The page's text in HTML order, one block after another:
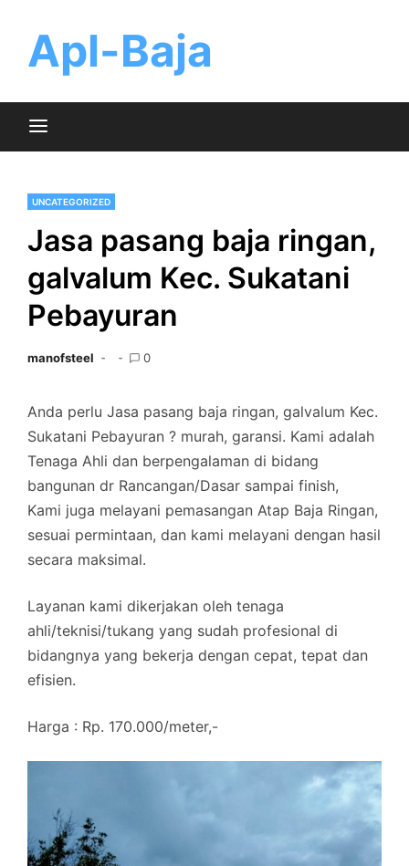
contentApl-Baja
UNCATEGORIZED
Jasa pasang baja ringan,
galvalum Kec. Sukatani
Pebayuran
manofsteel 0
Anda perlu Jasa pasang baja ringan, galvalum Kec.
Sukatani Pebayuran ? murah, garansi. Kami adalah
Tenaga Ahli dan berpengalaman di bidang
bangunan dr Rancangan/Dasar sampai finish,
Kami juga melayani pemasangan Atap Baja Ringan,
sesuai permintaan, dan kami melayani dengan hasil
secara maksimal.
Layanan kami dikerjakan oleh tenaga
ahli/teknisi/tukang yang sudah profesional di
bidangnya yang bekerja dengan cepat, tepat dan
efisien.
Harga : Rp. 170.000/meter,-